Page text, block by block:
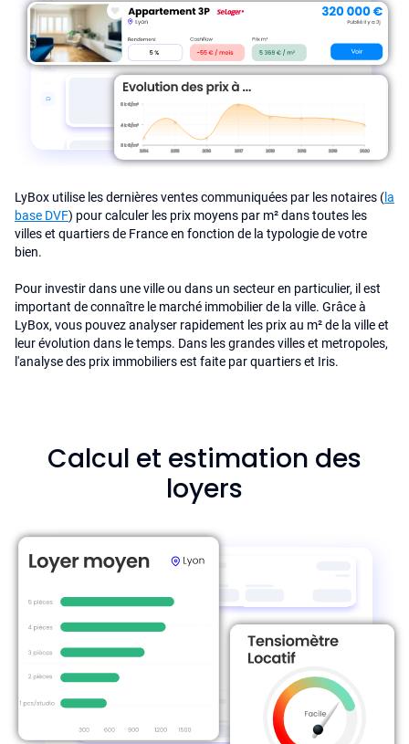
LyBox utilise les dernières ventes communiquées par les notaires (la
base DVF) pour calculer les prix moyens par m² dans toutes les
villes et quartiers de France en fonction de la typologie de votre
bien.
Pour investir dans une ville ou dans un secteur en particulier, il est
important de connaître le marché immobilier de la ville. Grâce à
LyBox, vous pouvez analyser rapidement les prix au m² de la ville et
leur évolution dans le temps. Dans les grandes villes et metropoles,
l'analyse des prix immobiliers est faite par quartiers et Iris.
Calcul et estimation des
loyers